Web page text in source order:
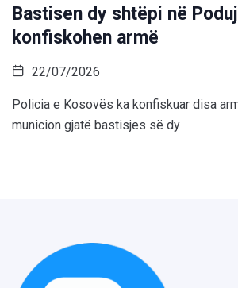
Bastisen dy shtëpi në
konfiskohen armë
22/07/2026
Policia e Kosovës ka konfiskuar disa
municion gjatë bastisjes së dy